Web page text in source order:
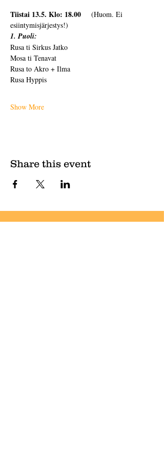
Tiistai 13.5. Klo: 18.00 (Huom. Ei
esiintymisjärjestys!)
1. Puoli:
Rusa ti Sirkus Jatko
Mosa ti Tenavat
Rusa to Akro + Ilma
Rusa Hyppis
Show More
Share this event